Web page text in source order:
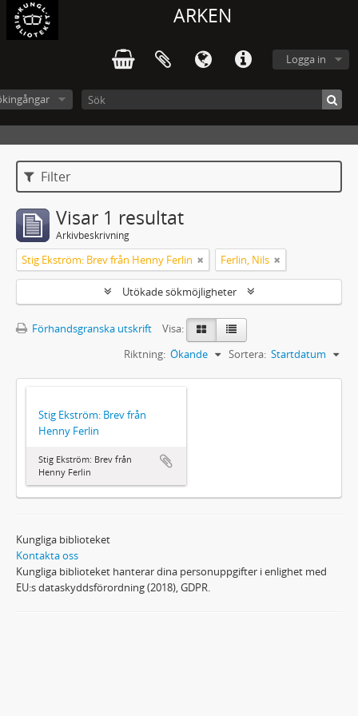
ARKEN
Logga in
Filter
Visar 1 resultat
Arkivbeskrivning
Stig Ekström: Brev från Henny Ferlin Ferlin, Nils
Utökade sökmöjligheter
Förhandsgranska utskrift
Visa:
Sortera: Startdatum
Riktning: Ökande
Stig Ekström: Brev från
Henny Ferlin
Stig Ekström: Brev från
Henny Ferlin
Kungliga biblioteket
Kontakta oss
Kungliga biblioteket hanterar dina personuppgifter i enlighet med
EU:s dataskyddsförordning (2018), GDPR.